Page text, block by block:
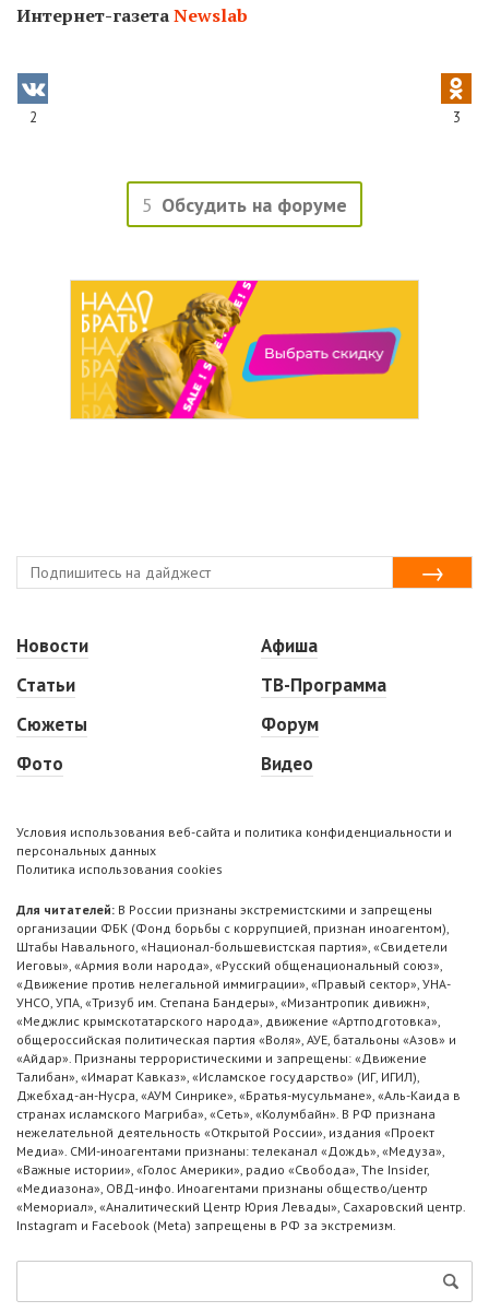
Интернет-газетаNewslab
2 3
5 Обсудить на форуме
Новости
Статьи
Сюжеты
Фото
Афиша
ТВ-Программа
Форум
Видео
Условия использования веб-сайта и политика конфиденциальности и
персональных данных
Политика использования cookies
Для читателей: В России признаны экстремистскими и запрещены
организации ФБК (Фонд борьбы с коррупцией, признан иноагентом),
Штабы Навального, «Национал-большевистская партия», «Свидетели
Иеговы», «Армия воли народа», «Русский общенациональный союз»,
«Движение против нелегальной иммиграции», «Правый сектор», УНА-
УНСО, УПА, «Тризуб им. Степана Бандеры», «Мизантропик дивижн»,
«Меджлис крымскотатарского народа», движение «Артподготовка»,
общероссийская политическая партия «Воля», АУЕ, батальоны «Азов» и
«Айдар». Признаны террористическими и запрещены: «Движение
Талибан», «Имарат Кавказ», «Исламское государство» (ИГ, ИГИЛ),
Джебхад-ан-Нусра, «АУМ Синрике», «Братья-мусульмане», «Аль-Каида в
странах исламского Магриба», «Сеть», «Колумбайн». В РФ признана
нежелательной деятельность «Открытой России», издания «Проект
Медиа». СМИ-иноагентами признаны: телеканал «Дождь», «Медуза»,
«Важные истории», «Голос Америки», радио «Свобода», The Insider,
«Медиазона», ОВД-инфо. Иноагентами признаны общество/центр
«Мемориал», «Аналитический Центр Юрия Левады», Сахаровский центр.
Instagram и Facebook (Metа) запрещены в РФ за экстремизм.